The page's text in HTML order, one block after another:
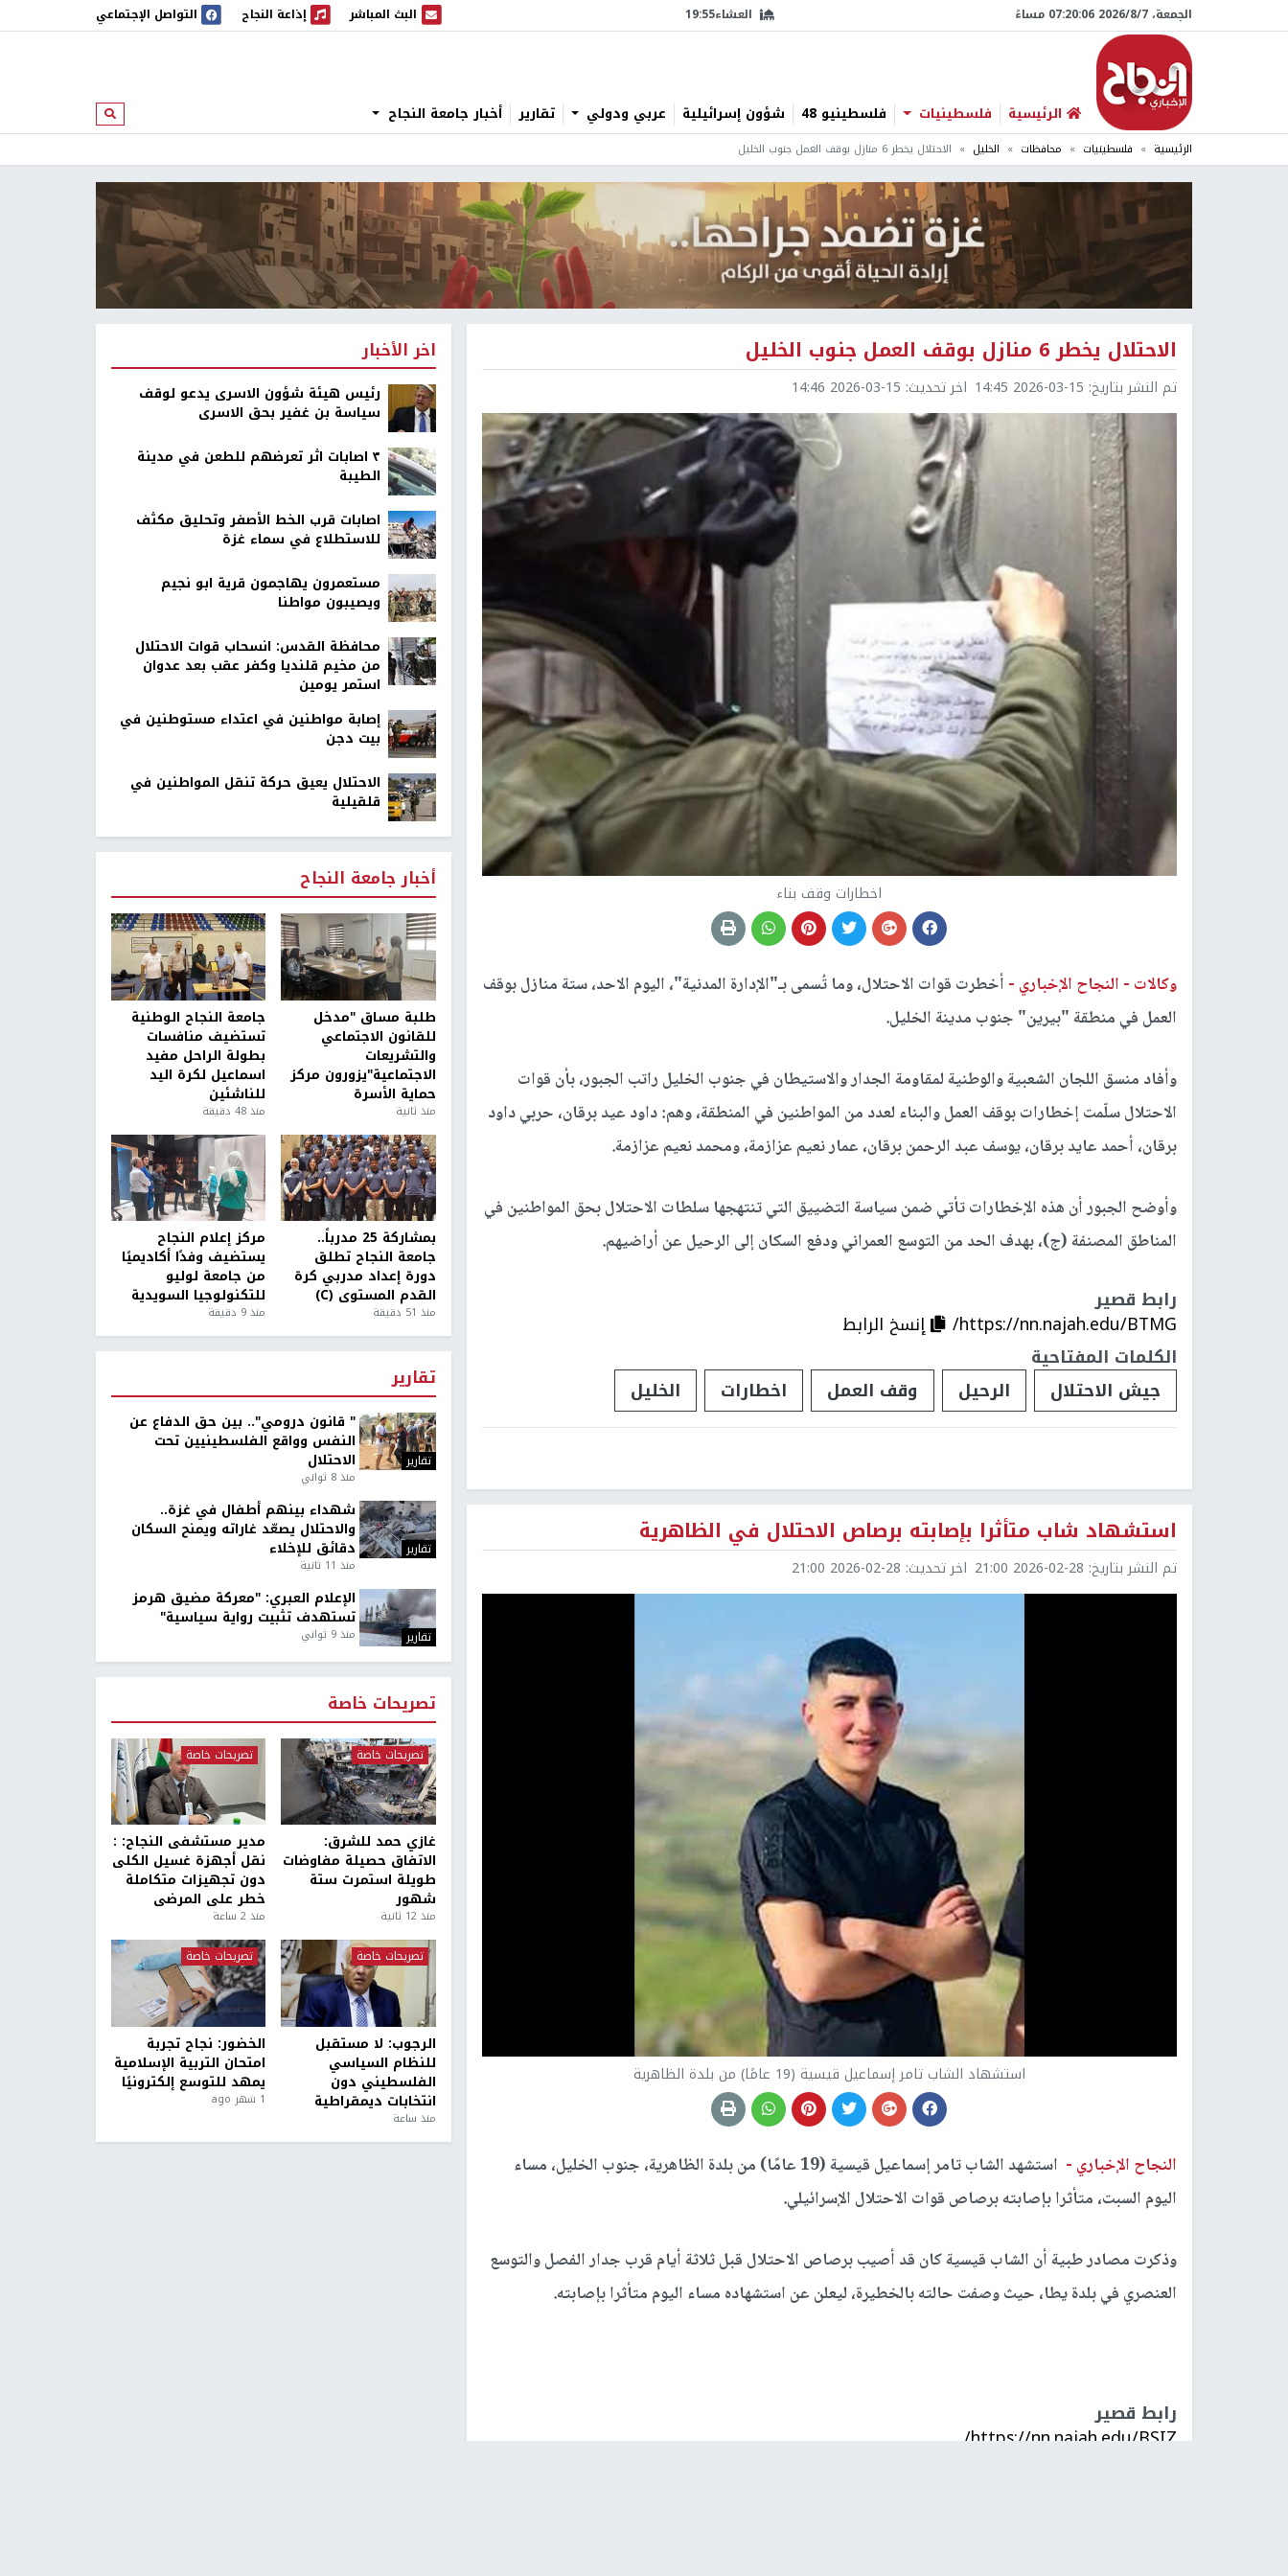
الجمعة، 7/‏8/‏2026 07:20:07 مساءً العشاء19:55 البث المباشر
البث المباشر إذاعة النجاح
إذاعة النجاح التواصل الإجتماعي
الرئيسية فلسطينيات فلسطينيو 48 شؤون إسرائيلية عربي ودولي تقارير أخبار جامعة النجاح ابحث
الرئيسية فلسطينيات محافظات الخليل الاحتلال يخطر 6 منازل بوقف العمل جنوب الخليل
الاحتلال يخطر 6 منازل بوقف العمل جنوب الخليل
تم النشر بتاريخ: 2026-03-15 14:45 اخر تحديث: 2026-03-15 14:46
اخطارات وقف بناء
وكالات - النجاح الإخباري - أخطرت قوات الاحتلال، وما تُسمى بـ"الإدارة المدنية"، اليوم الاحد، ستة منازل بوقف
العمل في منطقة "بيرين" جنوب مدينة الخليل.
وأفاد منسق اللجان الشعبية والوطنية لمقاومة الجدار والاستيطان في جنوب الخليل راتب الجبور، بأن قوات
الاحتلال سلّمت إخطارات بوقف العمل والبناء لعدد من المواطنين في المنطقة، وهم: داود عيد برقان، حربي داود
برقان، أحمد عايد برقان، يوسف عبد الرحمن برقان، عمار نعيم عزازمة، ومحمد نعيم عزازمة.
وأوضح الجبور أن هذه الإخطارات تأتي ضمن سياسة التضييق التي تنتهجها سلطات الاحتلال بحق المواطنين في
المناطق المصنفة (ج)، بهدف الحد من التوسع العمراني ودفع السكان إلى الرحيل عن أراضيهم.
رابط قصير
https://nn.najah.edu/BTMG/
إنسخ الرابط
الكلمات المفتاحية
جيش الاحتلال
الرحيل وقف العمل اخطارات الخليل
استشهاد شاب متأثرا بإصابته برصاص الاحتلال في الظاهرية
تم النشر بتاريخ: 2026-02-28 21:00 اخر تحديث: 2026-02-28 21:00
استشهاد الشاب تامر إسماعيل قيسية (19 عامًا) من بلدة الظاهرية
النجاح الإخباري -
استشهد الشاب تامر إسماعيل قيسية (19 عامًا) من بلدة الظاهرية، جنوب الخليل، مساء
اليوم السبت، متأثرا بإصابته برصاص قوات الاحتلال الإسرائيلي.
وذكرت مصادر طبية أن الشاب قيسية كان قد أصيب برصاص الاحتلال قبل ثلاثة أيام قرب جدار الفصل والتوسع
العنصري في بلدة يطا، حيث وصفت حالته بالخطيرة، ليعلن عن استشهاده مساء اليوم متأثرا بإصابته.
رابط قصير
https://nn.najah.edu/BSIZ/
اخر الأخبار
رئيس هيئة شؤون الاسرى يدعو لوقف
سياسة بن غفير بحق الاسرى
٣ اصابات اثر تعرضهم للطعن في مدينة
الطيبة
اصابات قرب الخط الأصفر وتحليق مكثف
للاستطلاع في سماء غزة
مستعمرون يهاجمون قرية ابو نجيم
ويصيبون مواطنا
محافظة القدس: انسحاب قوات الاحتلال
من مخيم قلنديا وكفر عقب بعد عدوان
استمر يومين
إصابة مواطنين في اعتداء مستوطنين في
بيت دجن
الاحتلال يعيق حركة تنقل المواطنين في
قلقيلية
أخبار جامعة النجاح
طلبة مساق "مدخل
للقانون الاجتماعي
والتشريعات
الاجتماعية"يزورون مركز
حماية الأسرة
منذ ثانية
جامعة النجاح الوطنية
تستضيف منافسات
بطولة الراحل مفيد
اسماعيل لكرة اليد
للناشئين
منذ 48 دقيقة
بمشاركة 25 مدرباً..
جامعة النجاح تطلق
دورة إعداد مدربي كرة
القدم المستوى (C)
منذ 51 دقيقة
مركز إعلام النجاح
يستضيف وفدًا أكاديميًا
من جامعة لوليو
للتكنولوجيا السويدية
منذ 9 دقيقة
تقارير
تقارير
" قانون درومي".. بين حق الدفاع عن
النفس وواقع الفلسطينيين تحت
الاحتلال
منذ 8 ثواني
تقارير
شهداء بينهم أطفال في غزة..
والاحتلال يصعّد غاراته ويمنح السكان
دقائق للإخلاء
منذ 11 ثانية
تقارير
الإعلام العبري: "معركة مضيق هرمز
تستهدف تثبيت رواية سياسية"
منذ 9 ثواني
تصريحات خاصة
تصريحات خاصة
غازي حمد للشرق:
الاتفاق حصيلة مفاوضات
طويلة استمرت ستة
شهور
منذ 12 ثانية
تصريحات خاصة
مدير مستشفى النجاح: :
نقل أجهزة غسيل الكلى
دون تجهيزات متكاملة
خطر على المرضى
منذ 2 ساعة
تصريحات خاصة
الرجوب: لا مستقبل
للنظام السياسي
الفلسطيني دون
انتخابات ديمقراطية
منذ ساعة
تصريحات خاصة
الخضور: نجاح تجربة
امتحان التربية الإسلامية
يمهد للتوسع إلكترونيًا
1 شهر ago